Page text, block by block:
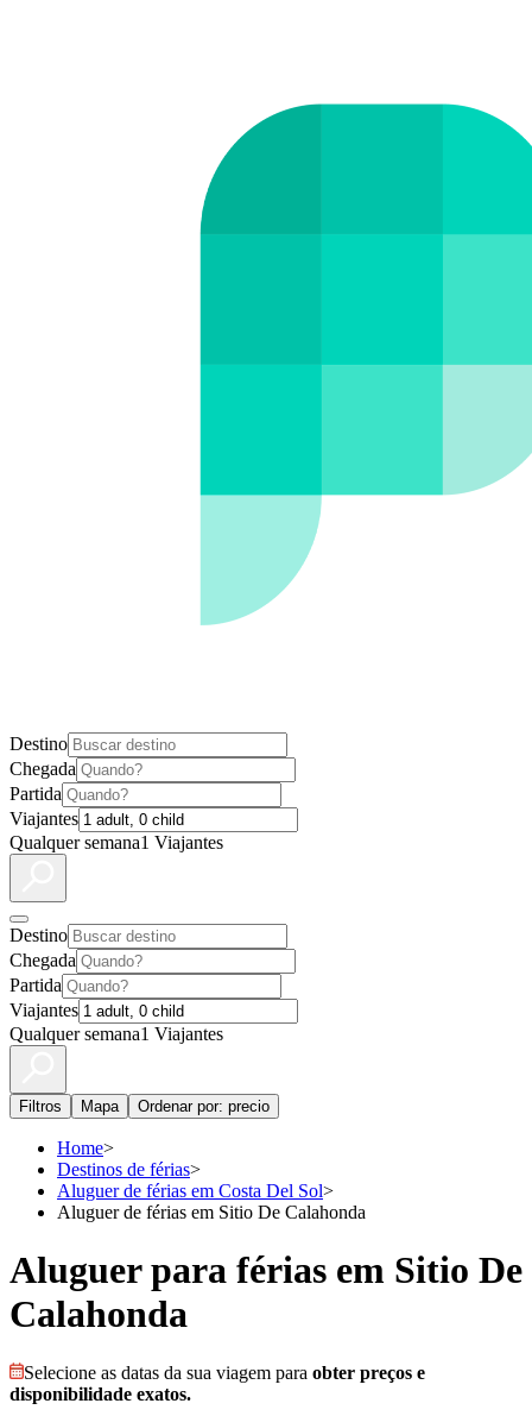
Destino
Chegada
Partida
Viajantes
Qualquer semana1 Viajantes
Destino
Chegada
Partida
Viajantes
Qualquer semana1 Viajantes
Filtros Mapa Ordenar por: precio
Home>
Destinos de férias>
Aluguer de férias em Costa Del Sol>
Aluguer de férias em Sitio De Calahonda
Aluguer para férias em Sitio De
Calahonda
Selecione as datas da sua viagem para obter preços e
disponibilidade exatos.